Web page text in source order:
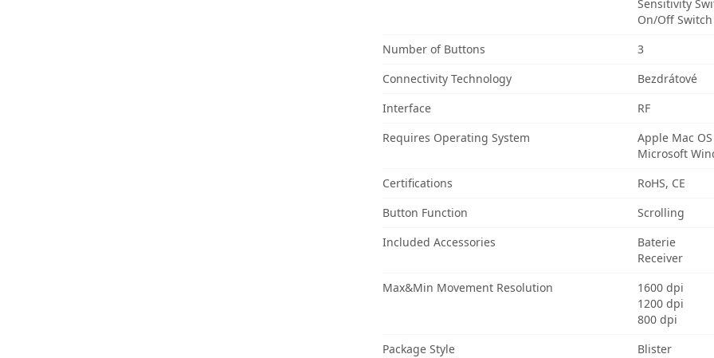
Sensitivity
On/Off Switch
Number of Buttons
3
Connectivity Technology
Bezdrátové
Interface
RF
Requires Operating System
Apple Mac OS
Microsoft
Certifications
RoHS, CE
Button Function
Scrolling
Included Accessories
Baterie
Receiver
Max&Min Movement Resolution
1600 dpi
1200 dpi
800 dpi
Package Style
Blister